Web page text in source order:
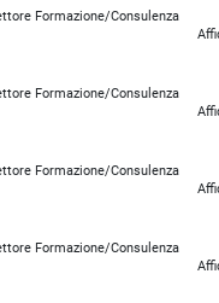
Formazione/Consulenza
Formazione/Consulenza
Formazione/Consulenza
Formazione/Consulenza